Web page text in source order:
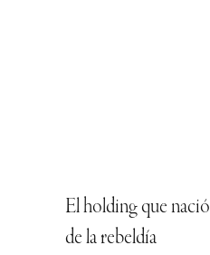
El holding que nació
de la rebeldía